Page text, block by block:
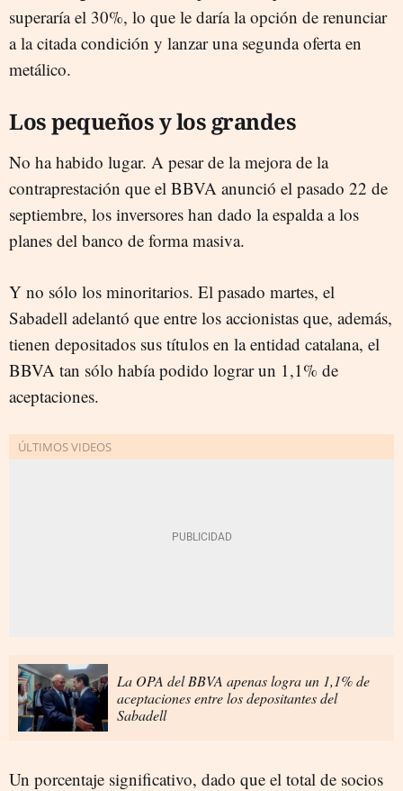
superaría el 30%, lo que le daría la opción de renunciar
a la citada condición y lanzar una segunda oferta en
metálico.
Los pequeños y los grandes
No ha habido lugar. A pesar de la mejora de la
contraprestación que el BBVA anunció el pasado 22 de
septiembre, los inversores han dado la espalda a los
planes del banco de forma masiva.
Y no sólo los minoritarios. El pasado martes, el
Sabadell adelantó que entre los accionistas que, además,
tienen depositados sus títulos en la entidad catalana, el
BBVA tan sólo había podido lograr un 1,1% de
aceptaciones.
La OPA del BBVA apenas logra un 1,1% de
aceptaciones entre los depositantes del
Sabadell
Un porcentaje significativo, dado que el total de socios